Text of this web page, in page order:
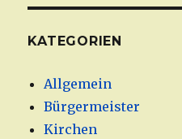
KATEGORIEN
Allgemein
Bürgermeister
Kirchen